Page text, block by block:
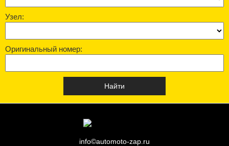
Узел:
Оригинальный номер:
info©automoto-zap.ru